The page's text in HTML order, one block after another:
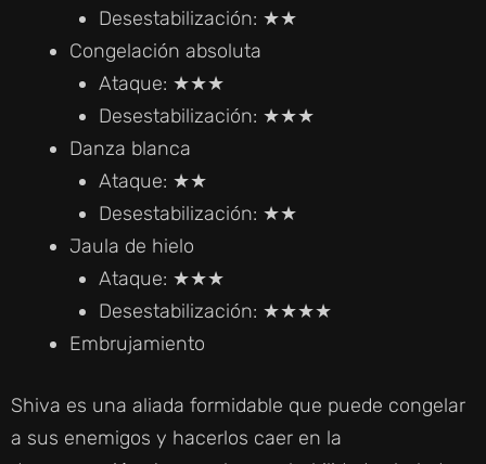
Desestabilización: ★★
Congelación absoluta
Ataque: ★★★
Desestabilización: ★★★
Danza blanca
Ataque: ★★
Desestabilización: ★★
Jaula de hielo
Ataque: ★★★
Desestabilización: ★★★★
Embrujamiento
Shiva es una aliada formidable que puede congelar
a sus enemigos y hacerlos caer en la